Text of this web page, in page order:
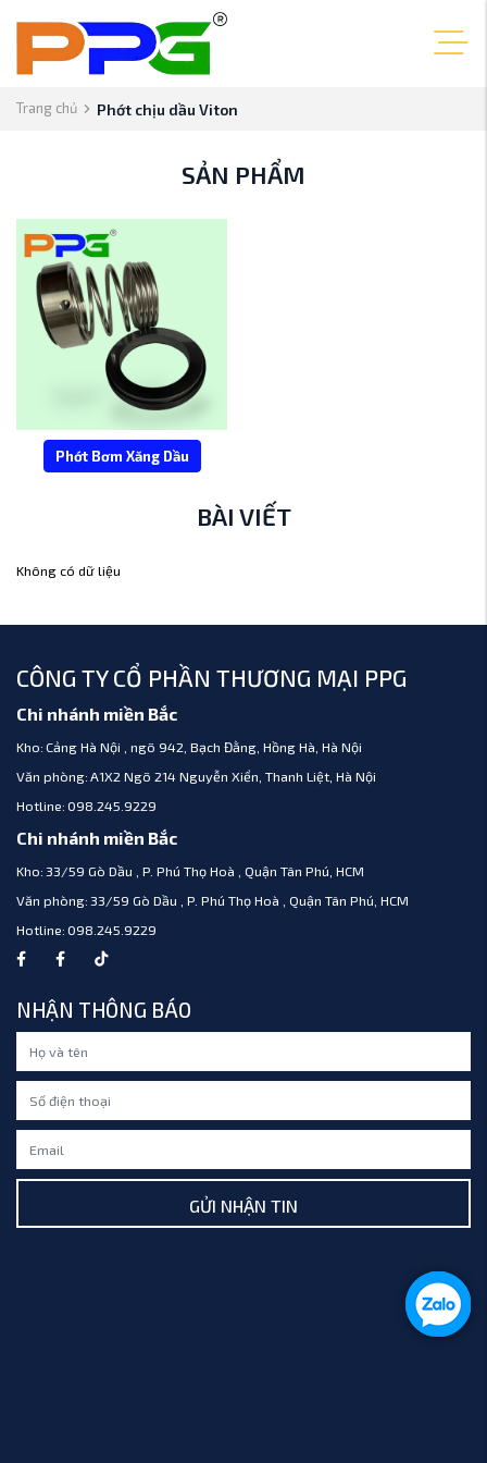
Trang chủ Phớt chịu dầu Viton
SẢN PHẨM
Phớt Bơm Xăng Dầu
BÀI VIẾT
Không có dữ liệu
CÔNG TY CỔ PHẦN THƯƠNG MẠI PPG
Chi nhánh miền Bắc
Kho: Cảng Hà Nội , ngõ 942, Bạch Đằng, Hồng Hà, Hà Nội
Văn phòng: A1X2 Ngõ 214 Nguyễn Xiển, Thanh Liệt, Hà Nội
Hotline: 098.245.9229
Chi nhánh miền Bắc
Kho: 33/59 Gò Dầu , P. Phú Thọ Hoà , Quận Tân Phú, HCM
Văn phòng: 33/59 Gò Dầu , P. Phú Thọ Hoà , Quận Tân Phú, HCM
Hotline: 098.245.9229
NHẬN THÔNG BÁO
GỬI NHẬN TIN